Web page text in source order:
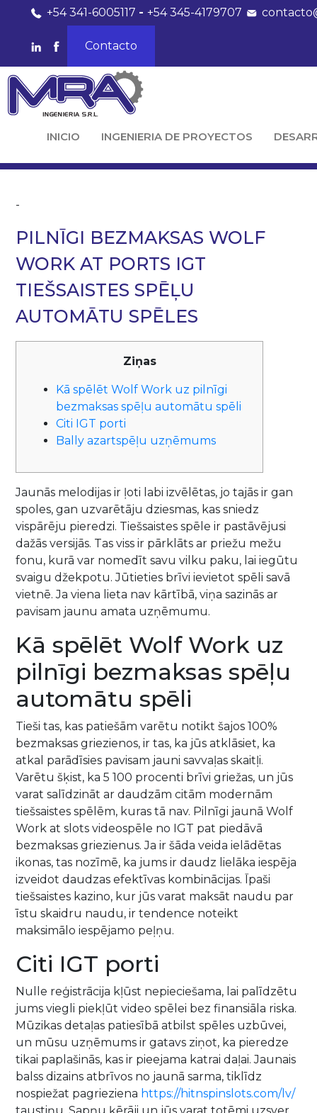
+54 341-6005117 -+54 345-4179707
Contacto
INICIO INGENIERIA DE PROYECTOS
-
PILNĪGI BEZMAKSAS WOLF
WORK AT PORTS IGT
TIEŠSAISTES SPĒĻU
AUTOMĀTU SPĒLES
Ziņas
Kā spēlēt Wolf Work uz pilnīgi
bezmaksas spēļu automātu spēli
Citi IGT porti
Bally azartspēļu uzņēmums
Jaunās melodijas ir ļoti labi izvēlētas, jo tajās ir gan
spoles, gan uzvarētāju dziesmas, kas sniedz
vispārēju pieredzi. Tiešsaistes spēle ir pastāvējusi
dažās versijās. Tas viss ir pārklāts ar priežu mežu
fonu, kurā var nomedīt savu vilku paku, lai iegūtu
svaigu džekpotu. Jūtieties brīvi ievietot spēli savā
vietnē.Ja viena lieta nav kārtībā, viņa sazinās ar
pavisam jaunu amata uzņēmumu.
Kā spēlēt Wolf Work uz
pilnīgi bezmaksas spēļu
automātu spēli
Tieši tas, kas patiešām varētu notikt šajos 100%
bezmaksas griezienos, ir tas, ka jūs atklāsiet, ka
atkal parādīsies pavisam jauni savvaļas skaitļi.
Varētu šķist, ka 5 100 procenti brīvi griežas, un jūs
varat salīdzināt ar daudzām citām modernām
tiešsaistes spēlēm, kuras tā nav. Pilnīgi jaunā Wolf
Work at slots videospēle no IGT pat piedāvā
bezmaksas griezienus. Ja ir šāda veida ielādētas
ikonas, tas nozīmē, ka jums ir daudz lielāka iespēja
izveidot daudzas efektīvas kombinācijas. Īpaši
tiešsaistes kazino, kur jūs varat maksāt naudu par
īstu skaidru naudu, ir tendence noteikt
maksimālo iespējamo peļņu.
Citi IGT porti
Nulle reģistrācija kļūst nepieciešama, lai palīdzētu
jums viegli piekļūt video spēlei bez finansiāla riska.
Mūzikas detaļas patiesībā atbilst spēles uzbūvei,
un mūsu uzņēmums ir gatavs ziņot, ka pieredze
tikai paplašinās, kas ir pieejama katrai daļai. Jaunais
balss dizains atbrīvos no jaunā sarma, tiklīdz
nospiežat pagrieziena https://hitnspinslots.com/lv/
taustiņu. Sapņu ķērāji un jūs varat totēmi uzsver